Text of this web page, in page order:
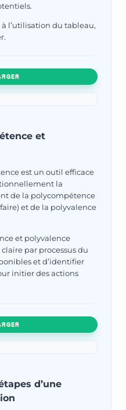
l’utilisation du tableau,
et
est un outil efficace
la
de la polycompétence
et de la polyvalence
et polyvalence
par processus du
et d’identifier
initier des actions
d’une